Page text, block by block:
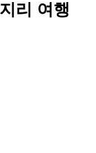
리 여행